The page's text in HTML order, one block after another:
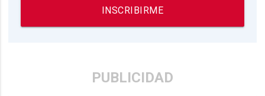
INSCRIBIRME
PUBLICIDAD